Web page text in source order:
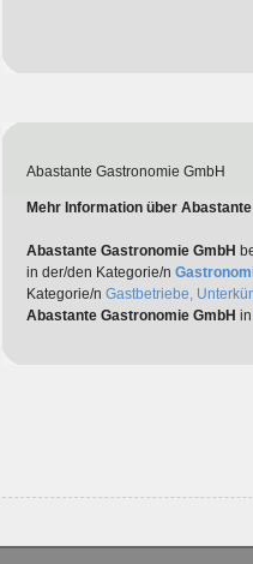
Abastante Gastronomie GmbH
Mehr Information über
Abastante Gastronomie GmbH
in der/den Kategorie/n
Kategorie/n Gastbetriebe,
Abastante Gastronomie GmbH